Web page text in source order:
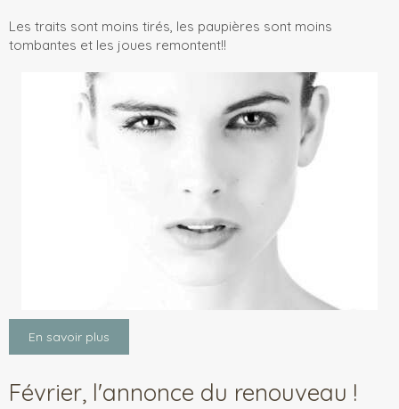
Les traits sont moins tirés, les paupières sont moins
tombantes et les joues remontent!!
En savoir plus
Février, l'annonce du renouveau !